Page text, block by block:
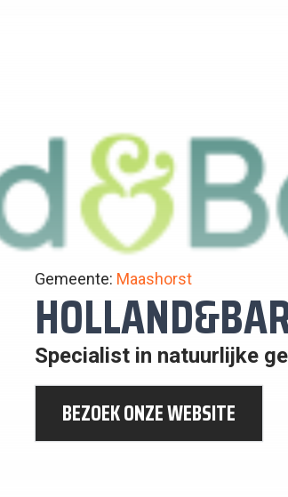
Gemeente: Maashorst
Specialist in natuurlijke
BEZOEK ONZE WEBSITE